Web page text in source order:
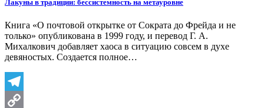
Лакуны в традиции: бессистемность на метауровне
Книга «О почтовой открытке от Сократа до Фрейда и не
только» опубликована в 1999 году, и перевод Г. А.
Михалкович добавляет хаоса в ситуацию совсем в духе
девяностых. Создается полное…
Telegram